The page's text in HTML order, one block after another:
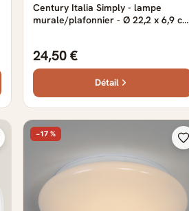
Century Italia Simply - lampe
murale/plafonnier - Ø 22,2 x 6,9 cm
24,50 €
Détail
−17 %